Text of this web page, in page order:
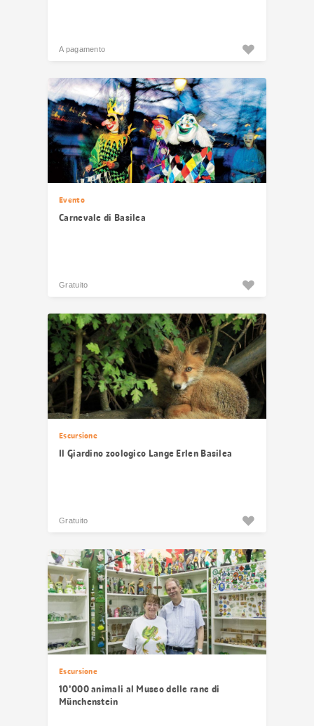
A pagamento
Evento
Carnevale di Basilea
Gratuito
Escursione
Il Giardino zoologico Lange Erlen Basilea
Gratuito
Escursione
10'000 animali al Museo delle rane di
Münchenstein